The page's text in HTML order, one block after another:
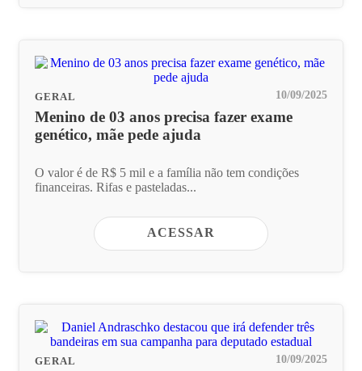
GERAL 10/09/2025
Menino de 03 anos precisa fazer exame
genético, mãe pede ajuda
O valor é de R$ 5 mil e a família não tem condições
financeiras. Rifas e pasteladas...
ACESSAR
GERAL 10/09/2025